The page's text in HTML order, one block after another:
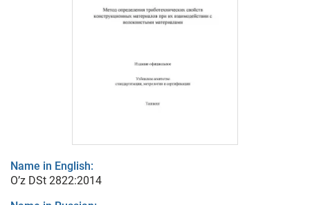
Name in English:
O’z DSt 2822:2014